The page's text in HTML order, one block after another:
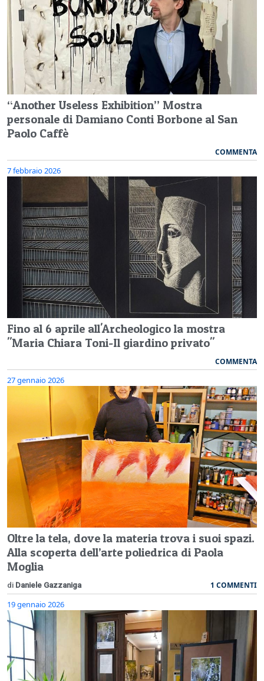
“Another Useless Exhibition” Mostra
personale di Damiano Conti Borbone al San
Paolo Caffè
COMMENTA
7 febbraio 2026
Fino al 6 aprile all'Archeologico la mostra
"Maria Chiara Toni-Il giardino privato"
COMMENTA
27 gennaio 2026
Oltre la tela, dove la materia trova i suoi spazi.
Alla scoperta dell’arte poliedrica di Paola
Moglia
di Daniele Gazzaniga 1 COMMENTI
19 gennaio 2026